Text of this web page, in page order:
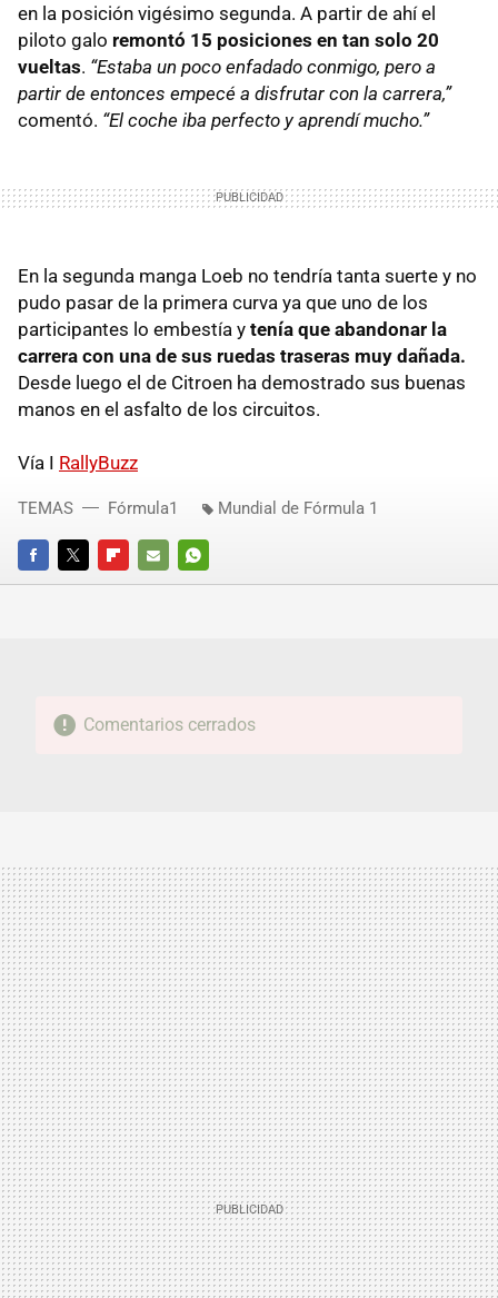
en la posición vigésimo segunda. A partir de ahí el
piloto galo remontó 15 posiciones en tan solo 20
vueltas. “Estaba un poco enfadado conmigo, pero a
partir de entonces empecé a disfrutar con la carrera,”
comentó. “El coche iba perfecto y aprendí mucho.”
En la segunda manga Loeb no tendría tanta suerte y no
pudo pasar de la primera curva ya que uno de los
participantes lo embestía y tenía que abandonar la
carrera con una de sus ruedas traseras muy dañada.
Desde luego el de Citroen ha demostrado sus buenas
manos en el asfalto de los circuitos.
Vía I RallyBuzz
FACEBOOKTWITTERFLIPBOARD
E-
WHATSAPP
TEMAS Fórmula1 Mundial de Fórmula 1
Comentarios cerrados